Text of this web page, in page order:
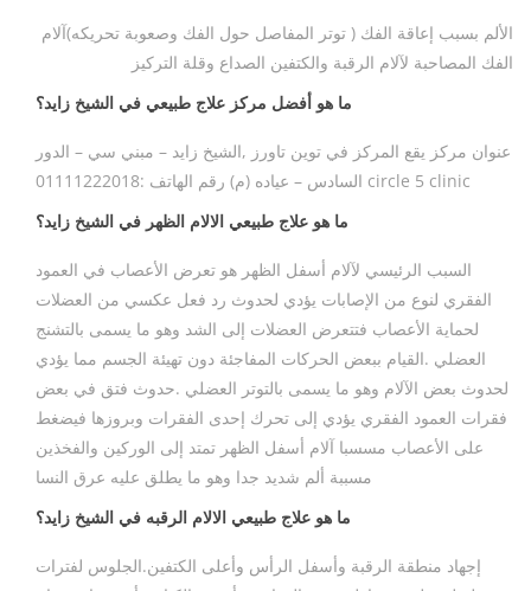
الألم بسبب إعاقة الفك ( توتر المفاصل حول الفك وصعوبة تحريكه)آلام
الفك المصاحبة لآلام الرقبة والكتفين الصداع وقلة التركيز
ما هو أفضل مركز علاج طبيعي في الشيخ زايد؟
عنوان مركز يقع المركز في توين تاورز ,الشيخ زايد – مبني سي – الدور
السادس – عياده (م) رقم الهاتف :01111222018 circle 5 clinic
ما هو علاج طبيعي الالام الظهر في الشيخ زايد؟
السبب الرئيسي لآلام أسفل الظهر هو تعرض الأعصاب في العمود
الفقري لنوع من الإصابات يؤدي لحدوث رد فعل عكسي من العضلات
لحماية الأعصاب فتتعرض العضلات إلى الشد وهو ما يسمى بالتشنج
العضلي .القيام ببعض الحركات المفاجئة دون تهيئة الجسم مما يؤدي
لحدوث بعض الآلام وهو ما يسمى بالتوتر العضلي .حدوث فتق في بعض
فقرات العمود الفقري يؤدي إلى تحرك إحدى الفقرات وبروزها فيضغط
على الأعصاب مسسبا آلام أسفل الظهر تمتد إلى الوركين والفخذين
مسببة ألم شديد جدا وهو ما يطلق عليه عرق النسا
ما هو علاج طبيعي الالام الرقبه في الشيخ زايد؟
إجهاد منطقة الرقبة وأسفل الرأس وأعلى الكتفين.الجلوس لفترات